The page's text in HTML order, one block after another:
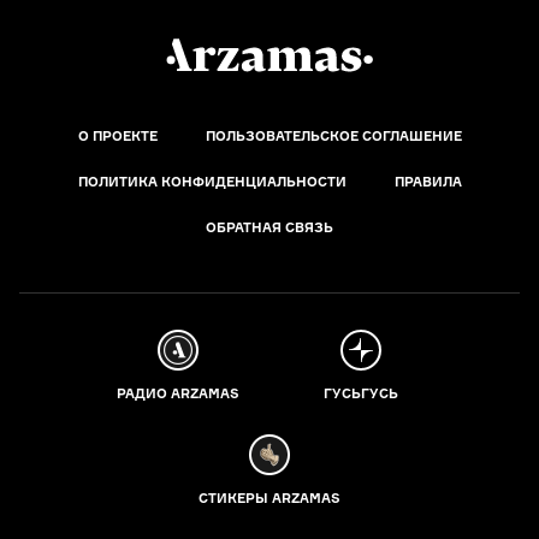
О ПРОЕКТЕ ПОЛЬЗОВАТЕЛЬСКОЕ СОГЛАШЕНИЕ
ПОЛИТИКА КОНФИДЕНЦИАЛЬНОСТИ ПРАВИЛА
ОБРАТНАЯ СВЯЗЬ
РАДИО ARZAMAS ГУСЬГУСЬ
СТИКЕРЫ ARZAMAS